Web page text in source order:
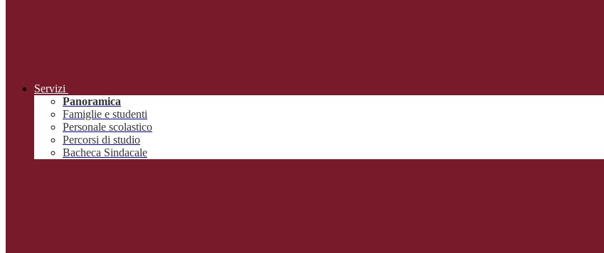
Servizi
Panoramica
Famiglie e studenti
Personale scolastico
Percorsi di studio
Bacheca Sindacale